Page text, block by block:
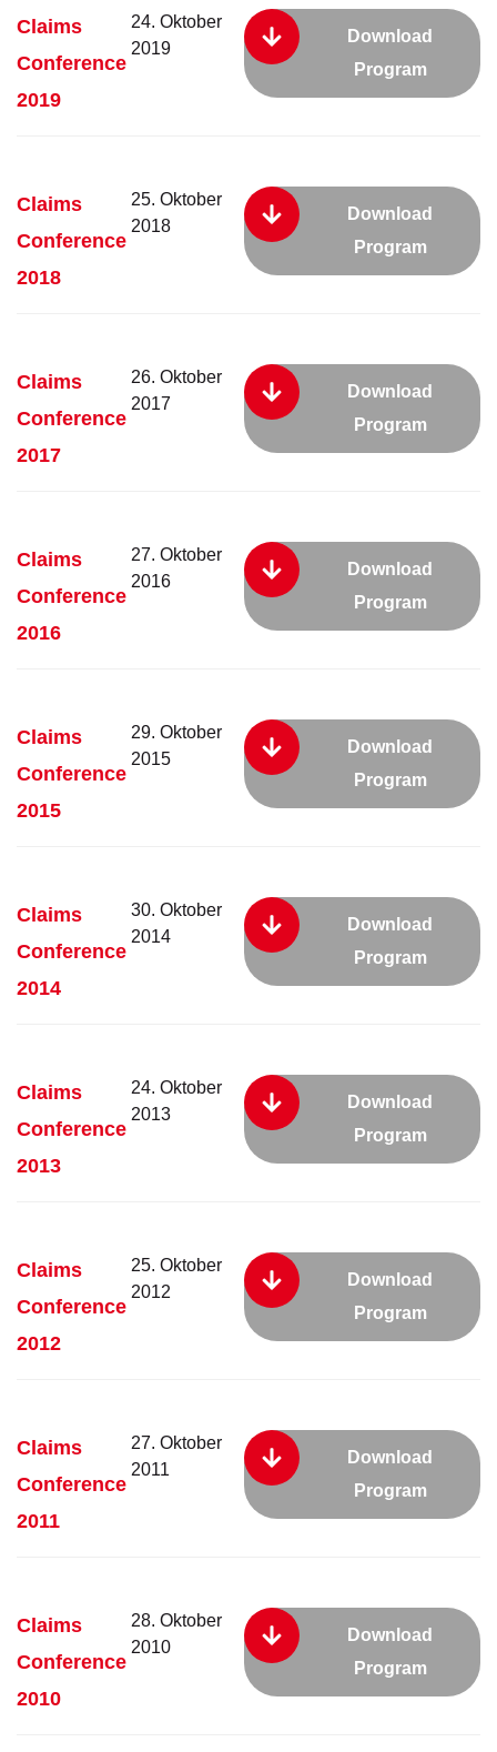
Claims
Conference
2019
24. Oktober
2019
Download
Program
Claims
Conference
2018
25. Oktober
2018
Download
Program
Claims
Conference
2017
26. Oktober
2017
Download
Program
Claims
Conference
2016
27. Oktober
2016
Download
Program
Claims
Conference
2015
29. Oktober
2015
Download
Program
Claims
Conference
2014
30. Oktober
2014
Download
Program
Claims
Conference
2013
24. Oktober
2013
Download
Program
Claims
Conference
2012
25. Oktober
2012
Download
Program
Claims
Conference
2011
27. Oktober
2011
Download
Program
Claims
Conference
2010
28. Oktober
2010
Download
Program